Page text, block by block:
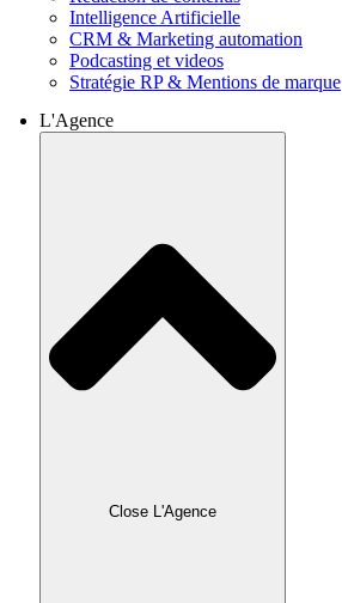
Intelligence Artificielle
CRM & Marketing automation
Podcasting et videos
Stratégie RP & Mentions de marque
L'Agence
Close L'Agence